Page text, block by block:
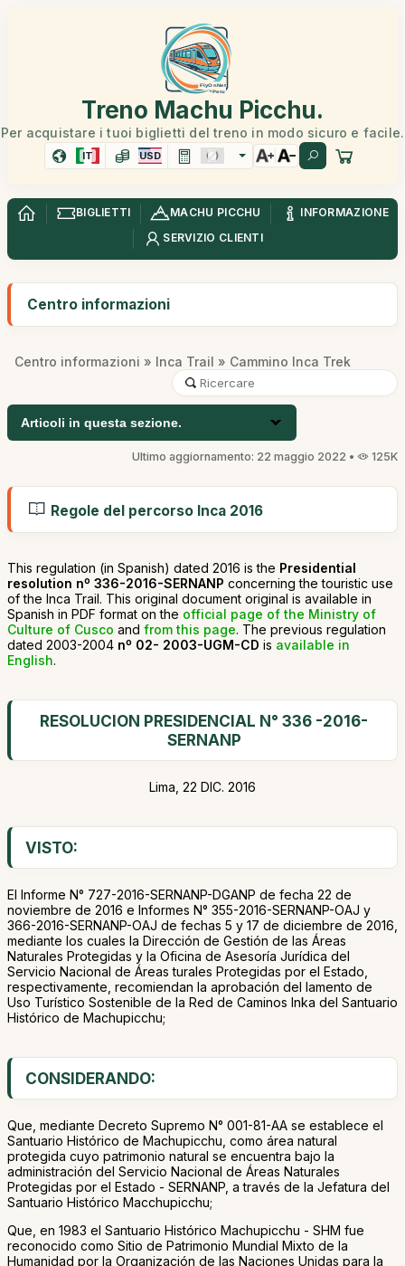
Treno Machu Picchu.
Per acquistare i tuoi biglietti del treno in modo sicuro e facile.
IT USD
BIGLIETTI MACHU PICCHU
INFORMAZIONE
SERVIZIO CLIENTI
Centro informazioni
Centro informazioni » Inca Trail » Cammino Inca Trek
Articoli in questa sezione.
Ultimo aggiornamento: 22 maggio 2022 • 125K
Regole del percorso Inca 2016
This regulation (in Spanish) dated 2016 is the Presidential
resolution nº 336-2016-SERNANP concerning the touristic use
of the Inca Trail. This original document original is available in
Spanish in PDF format on the official page of the Ministry of
Culture of Cusco and from this page. The previous regulation
dated 2003-2004 nº 02- 2003-UGM-CD is available in
English.
RESOLUCION PRESIDENCIAL N° 336 -2016-
SERNANP
Lima, 22 DIC. 2016
VISTO:
El Informe N° 727-2016-SERNANP-DGANP de fecha 22 de
noviembre de 2016 e Informes N° 355-2016-SERNANP-OAJ y
366-2016-SERNANP-OAJ de fechas 5 y 17 de diciembre de 2016,
mediante los cuales la Dirección de Gestión de las Áreas
Naturales Protegidas y la Oficina de Asesoría Jurídica del
Servicio Nacional de Áreas turales Protegidas por el Estado,
respectivamente, recomiendan la aprobación del lamento de
Uso Turístico Sostenible de la Red de Caminos Inka del Santuario
Histórico de Machupicchu;
CONSIDERANDO:
Que, mediante Decreto Supremo N° 001-81-AA se establece el
Santuario Histórico de Machupicchu, como área natural
protegida cuyo patrimonio natural se encuentra bajo la
administración del Servicio Nacional de Áreas Naturales
Protegidas por el Estado - SERNANP, a través de la Jefatura del
Santuario Histórico Macchupicchu;
Que, en 1983 el Santuario Histórico Machupicchu - SHM fue
reconocido como Sitio de Patrimonio Mundial Mixto de la
Humanidad por la Organización de las Naciones Unidas para la